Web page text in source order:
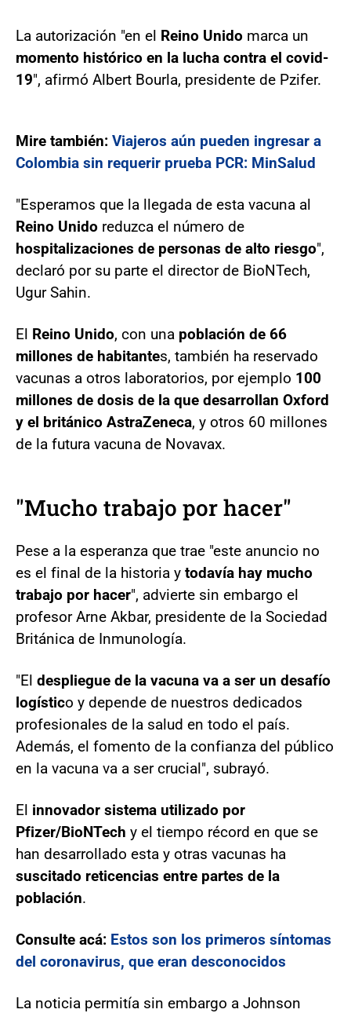
La autorización "en el Reino Unido marca un
momento histórico en la lucha contra el covid-
19", afirmó Albert Bourla, presidente de Pzifer.
Mire también: Viajeros aún pueden ingresar a
Colombia sin requerir prueba PCR: MinSalud
"Esperamos que la llegada de esta vacuna al
Reino Unido reduzca el número de
hospitalizaciones de personas de alto riesgo",
declaró por su parte el director de BioNTech,
Ugur Sahin.
El Reino Unido, con una población de 66
millones de habitantes, también ha reservado
vacunas a otros laboratorios, por ejemplo 100
millones de dosis de la que desarrollan Oxford
y el británico AstraZeneca, y otros 60 millones
de la futura vacuna de Novavax.
"Mucho trabajo por hacer"
Pese a la esperanza que trae "este anuncio no
es el final de la historia y todavía hay mucho
trabajo por hacer", advierte sin embargo el
profesor Arne Akbar, presidente de la Sociedad
Británica de Inmunología.
"El despliegue de la vacuna va a ser un desafío
logístico y depende de nuestros dedicados
profesionales de la salud en todo el país.
Además, el fomento de la confianza del público
en la vacuna va a ser crucial", subrayó.
El innovador sistema utilizado por
Pfizer/BioNTech y el tiempo récord en que se
han desarrollado esta y otras vacunas ha
suscitado reticencias entre partes de la
población.
Consulte acá: Estos son los primeros síntomas
del coronavirus, que eran desconocidos
La noticia permitía sin embargo a Johnson